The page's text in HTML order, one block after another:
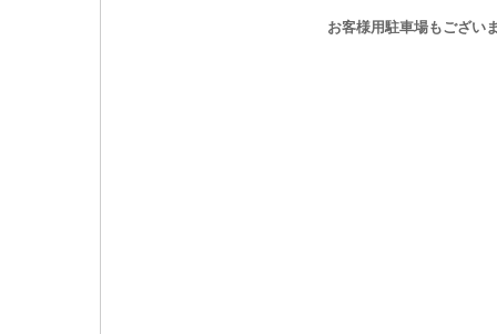
お客様用駐車場もござ